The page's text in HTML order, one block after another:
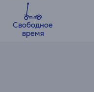
Свободное
время